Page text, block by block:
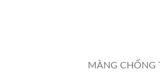
MÀNG CHỐNG